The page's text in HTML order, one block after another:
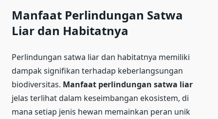
Manfaat Perlindungan Satwa
Liar dan Habitatnya
Perlindungan satwa liar dan habitatnya memiliki
dampak signifikan terhadap keberlangsungan
biodiversitas. Manfaat perlindungan satwa liar
jelas terlihat dalam keseimbangan ekosistem, di
mana setiap jenis hewan memainkan peran unik